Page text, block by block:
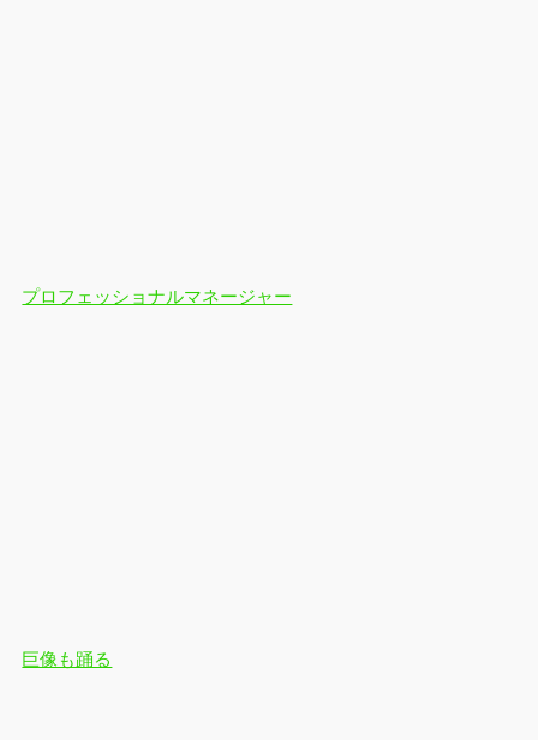
プロフェッショナルマネージャー
巨像も踊る